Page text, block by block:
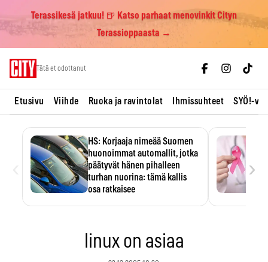
Terassikesä jatkuu! 🍺 Katso parhaat menovinkit Cityn
Terassioppaasta →
Tätä et odottanut
Etusivu Viihde Ruoka ja ravintolat Ihmissuhteet SYÖ!-
HS: Korjaaja nimeää Suomen
huonoimmat automallit, jotka
päätyvät hänen pihalleen
turhan nuorina: tämä kallis
osa ratkaisee
›
linux on asiaa